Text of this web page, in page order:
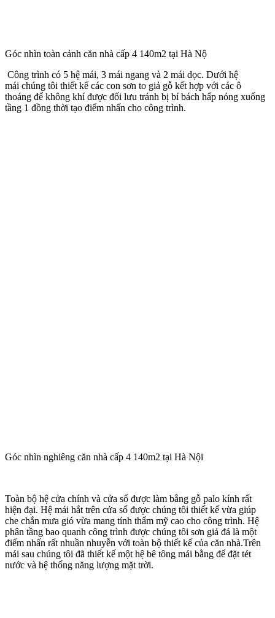
Góc nhìn toàn cảnh căn nhà cấp 4 140m2 tại Hà Nộ
Công trình có 5 hệ mái, 3 mái ngang và 2 mái dọc. Dưới hệ
mái chúng tôi thiết kế các con sơn to giả gỗ kết hợp với các ô
thoáng để không khí được đối lưu tránh bị bí bách hấp nóng xuống
tầng 1 đồng thời tạo điểm nhấn cho công trình.
Góc nhìn nghiêng căn nhà cấp 4 140m2 tại Hà Nội
Toàn bộ hệ cửa chính và cửa sổ được làm bằng gỗ palo kính rất
hiện đại. Hệ mái hắt trên cửa sổ được chúng tôi thiết kế vừa giúp
che chắn mưa gió vừa mang tính thẩm mỹ cao cho công trình. Hệ
phân tầng bao quanh công trình được chúng tôi sơn giả đá là một
điểm nhấn rất nhuần nhuyễn với toàn bộ thiết kế của căn nhà.Trên
mái sau chúng tôi đã thiết kế một hệ bê tông mái bằng để đặt tét
nước và hệ thống năng lượng mặt trời.